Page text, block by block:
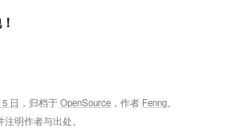
日 ，归档于OpenSource ，作者 Fenng。
明作者与出处。